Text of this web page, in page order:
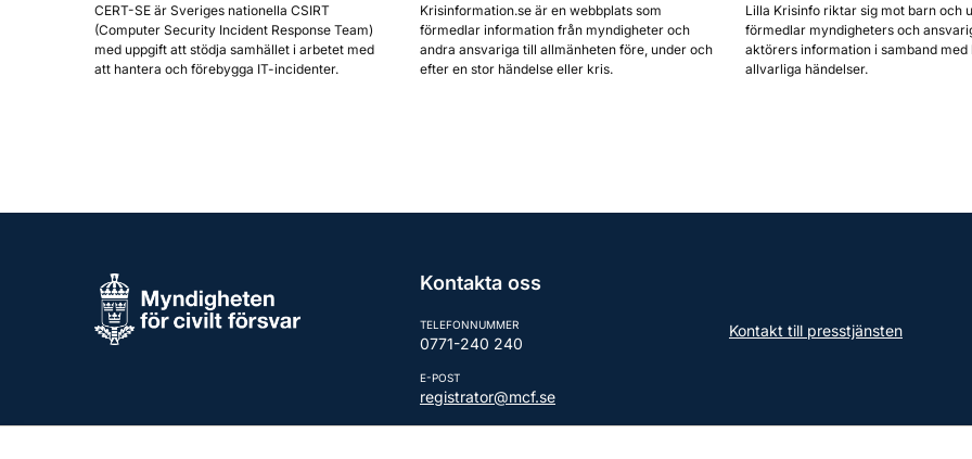
CERT-SE är Sveriges nationella CSIRT
(Computer Security Incident Response Team)
med uppgift att stödja samhället i arbetet med
att hantera och förebygga IT-incidenter.
Krisinformation.se är en webbplats som
förmedlar information från myndigheter och
andra ansvariga till allmänheten före, under och
efter en stor händelse eller kris.
Lilla Krisinfo riktar sig mot barn och
förmedlar myndigheters och
aktörers information i samband
allvarliga händelser.
Kontakta oss
TELEFONNUMMER
0771-240 240
E-POST
registrator@mcf.se
Kontakt till presstjänsten